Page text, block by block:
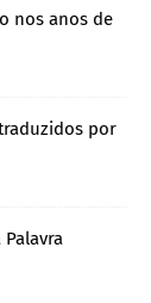
nos anos de
por